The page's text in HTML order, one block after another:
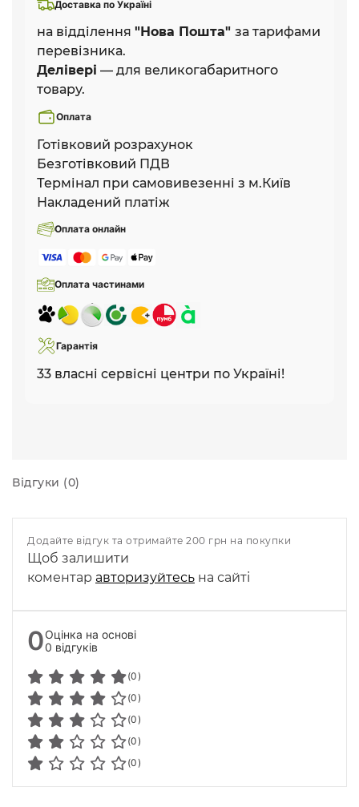
Доставка по Україні
на відділення "Нова Пошта" за тарифами
перевізника.
Делівері — для великогабаритного
товару.
Оплата
Готівковий розрахунок
Безготівковий ПДВ
Термінал при самовивезенні з м.Київ
Накладений платіж
Оплата онлайн
Оплата частинами
Гарантія
33 власні сервісні центри по Україні!
Відгуки (0)
Додайте відгук та отримайте 200 грн на покупки
Щоб залишити
коментар авторизуйтесь на сайті
0Оцінка на основі
0 відгуків
(0)
(0)
(0)
(0)
(0)